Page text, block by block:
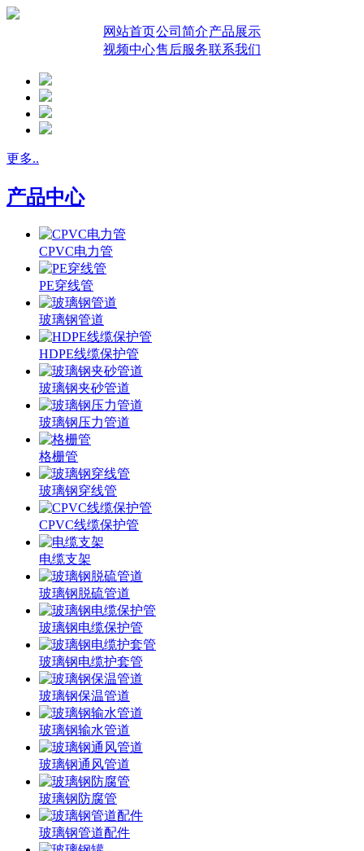
网站首页公司简介产品展示
视频中心售后服务联系我们
更多..
产品中心
CPVC电力管
PE穿线管
玻璃钢管道
HDPE线缆保护管
玻璃钢夹砂管道
玻璃钢压力管道
格栅管
玻璃钢穿线管
CPVC线缆保护管
电缆支架
玻璃钢脱硫管道
玻璃钢电缆保护管
玻璃钢电缆护套管
玻璃钢保温管道
玻璃钢输水管道
玻璃钢通风管道
玻璃钢防腐管
玻璃钢管道配件